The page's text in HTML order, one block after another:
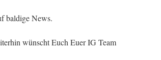
baldige News.
wünscht Euch Euer IG Team